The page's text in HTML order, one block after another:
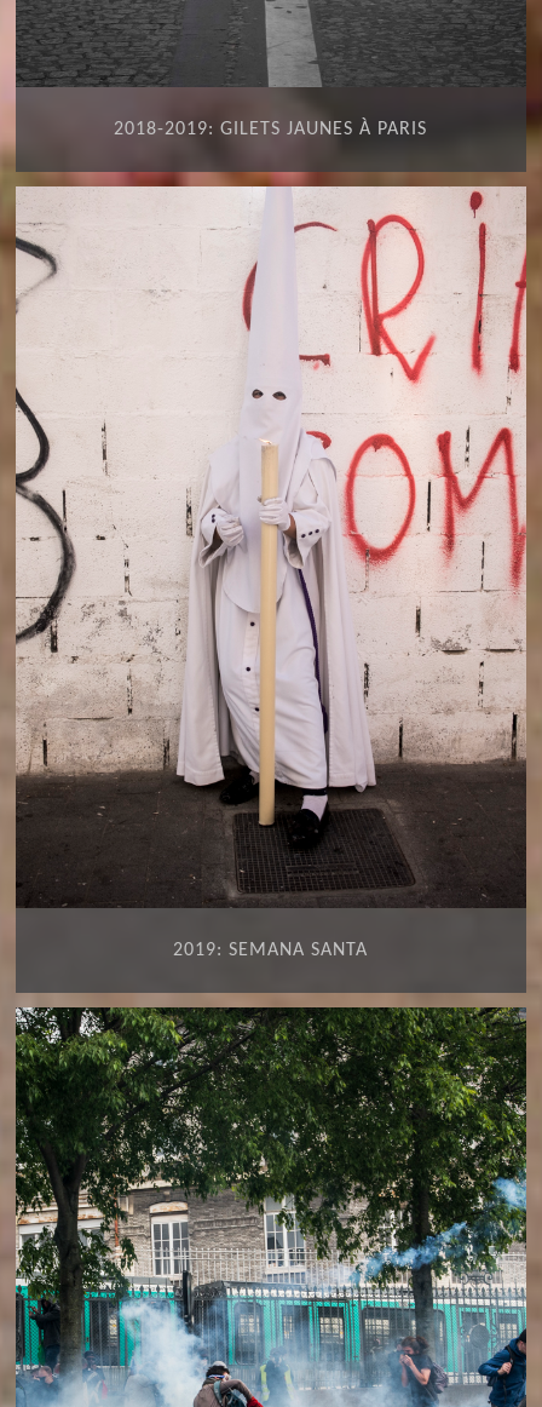
2018-2019: GILETS JAUNES À PARIS
2019: SEMANA SANTA